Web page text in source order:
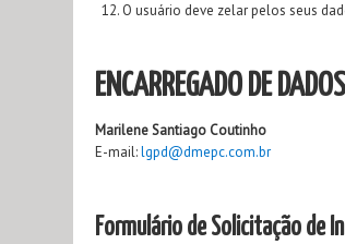
O usuário deve zelar pelos seus
ENCARREGADO DE
Marilene Santiago Coutinho
E-mail:lgpd@dmepc.com.br
Formulário de Solicitação de